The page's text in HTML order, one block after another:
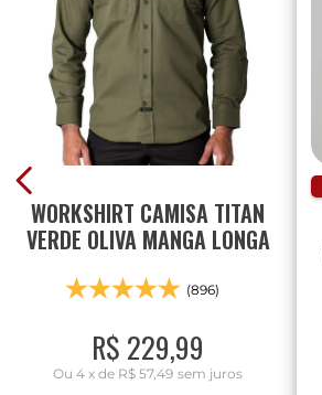
WORKSHIRT CAMISA TITAN
VERDE OLIVA MANGA LONGA
(896)
R$ 229,99
Ou4 x de R$ 57,49 sem juros